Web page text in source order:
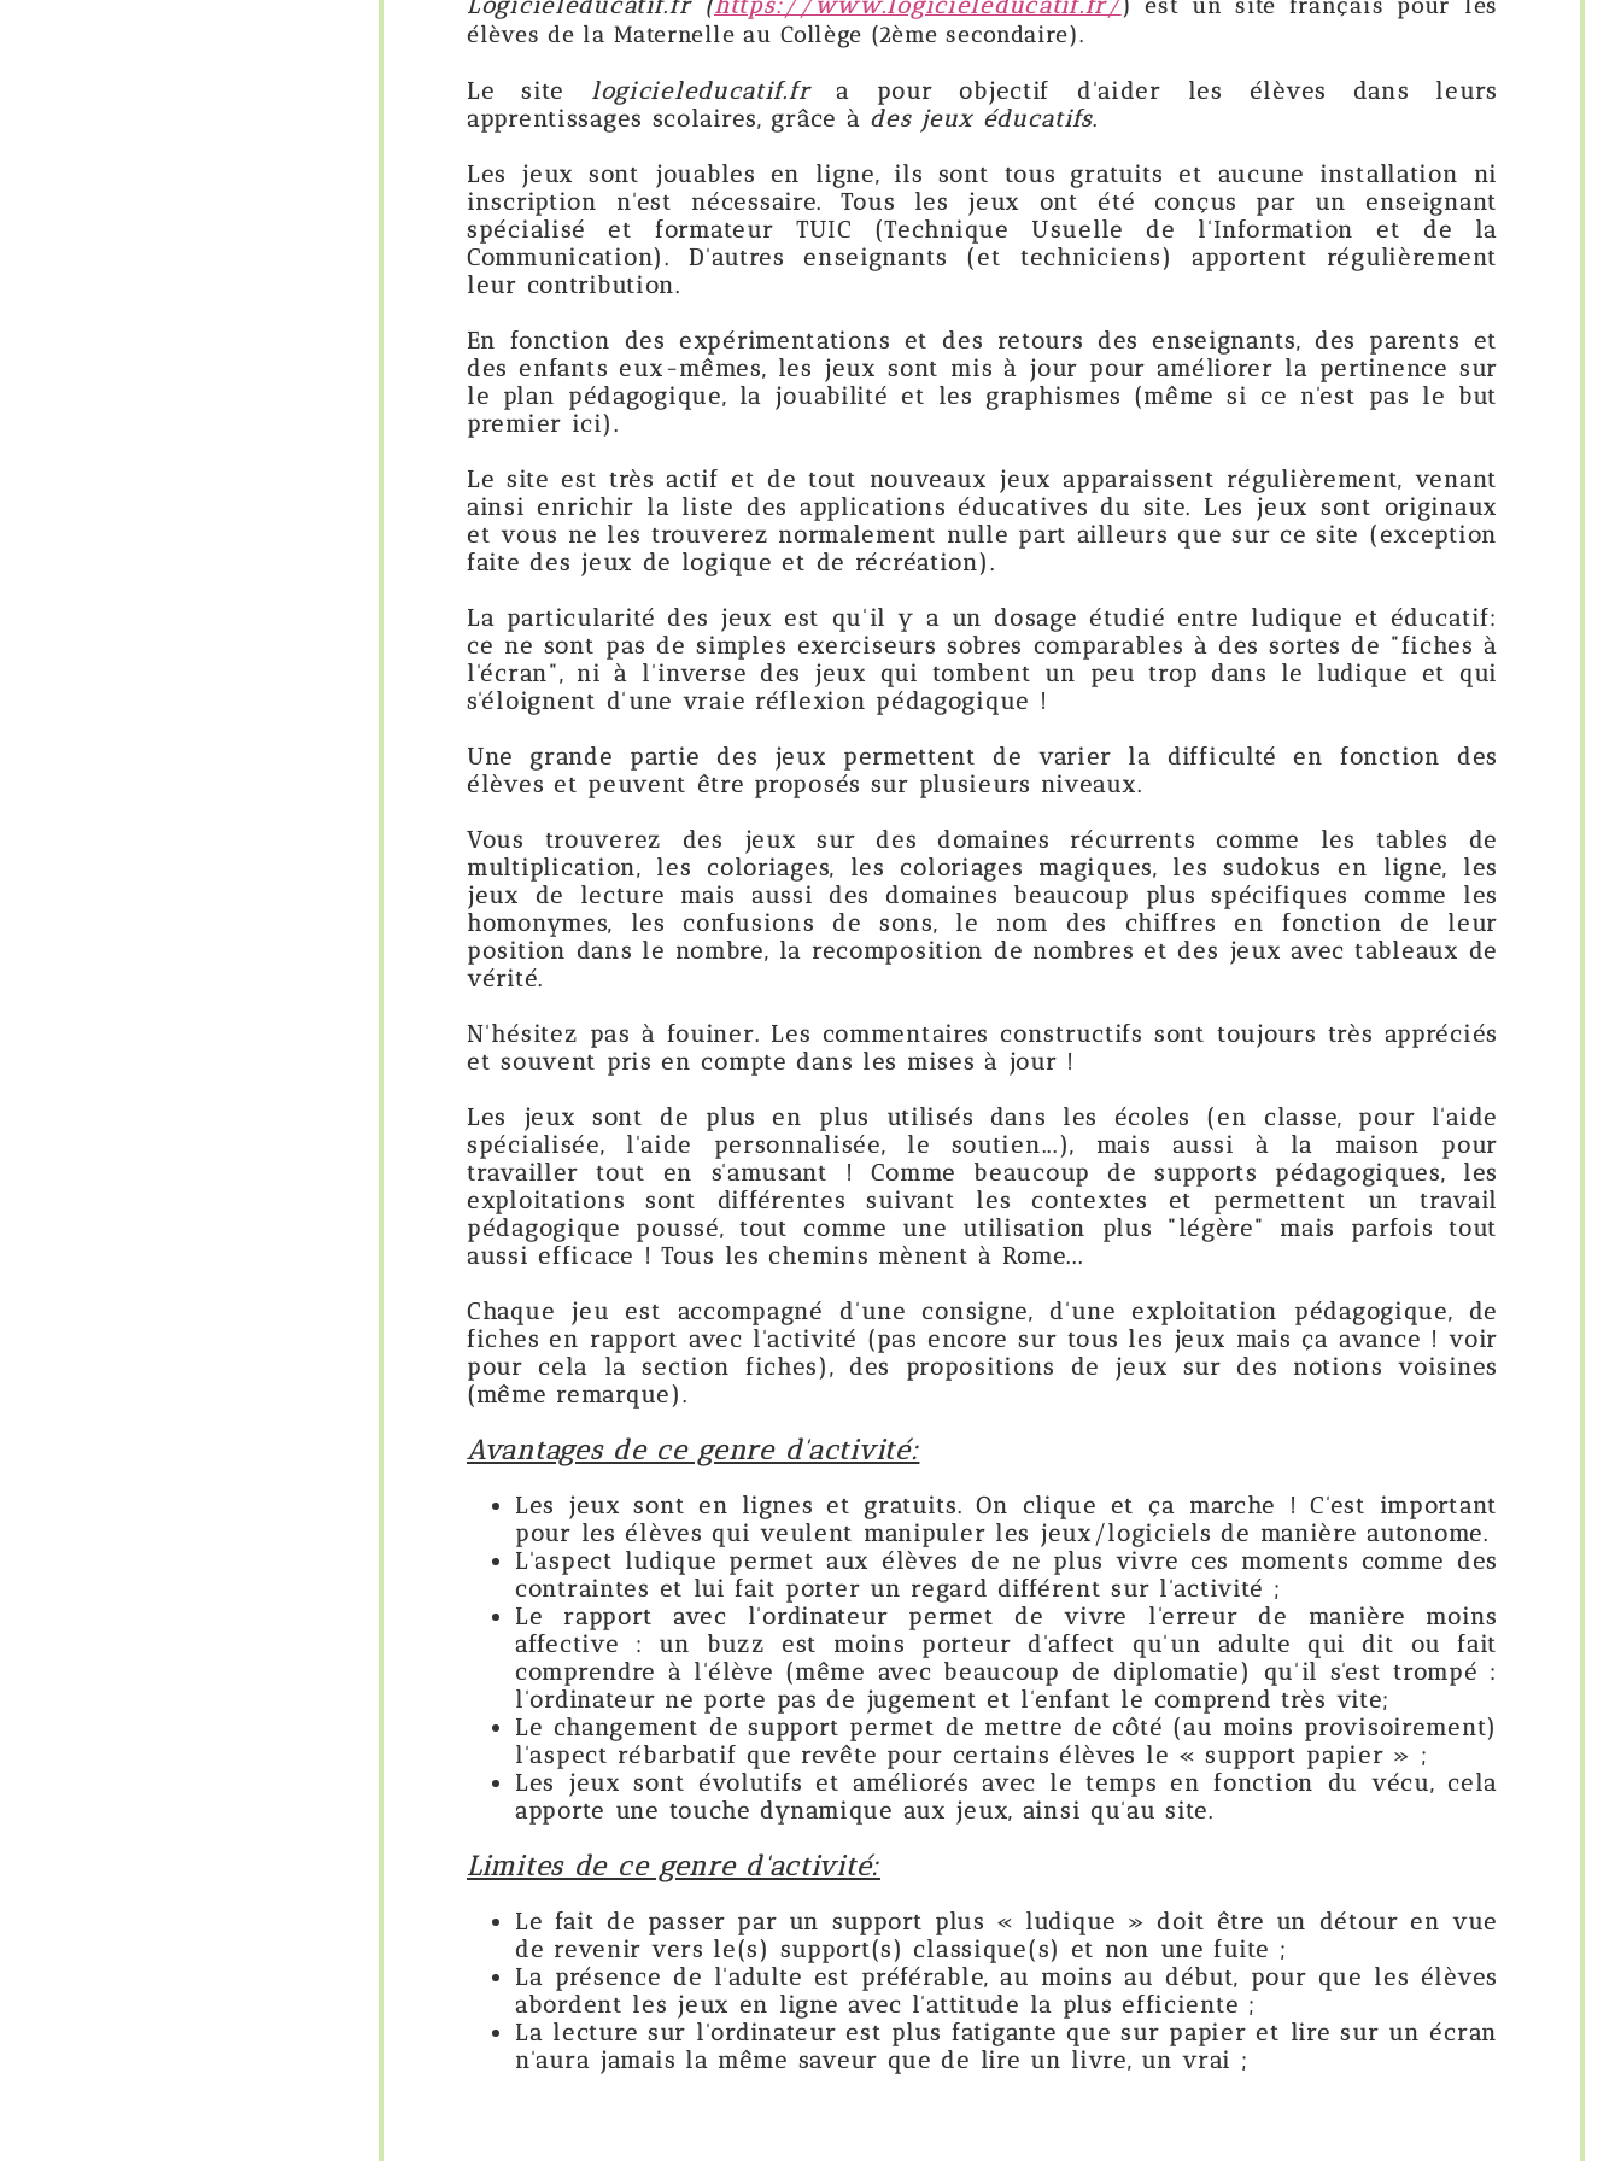
) est un site français pour les
élèves de la Maternelle au Collège (2ème secondaire).
logicieleducatif.fra pour objectif d'aider les élèves dans leurs
apprentissages scolaires, grâce àdes jeux éducatifs.
Les jeux sont jouables en ligne, ils sont tous gratuits et aucune installation ni
inscription n'est nécessaire. Tous les jeux ont été conçus par un enseignant
spécialisé et formateur TUIC (Technique Usuelle de l'Information et de la
Communication). D'autres enseignants (et techniciens) apportent régulièrement
leur contribution.
En fonction des expérimentations et des retours des enseignants, des parents et
des enfants eux-mêmes, les jeux sont mis à jour pour améliorer la pertinence sur
le plan pédagogique, la jouabilité et les graphismes (même si ce n'est pas le but
Le site est très actif et de tout nouveaux jeux apparaissent régulièrement, venant
ainsi enrichir la liste des applications éducatives du site. Les jeux sont originaux
et vous ne les trouverez normalement nulle part ailleurs que sur ce site (exception
faite des jeux de logique et de récréation).
La particularité des jeux est qu'il y a un dosage étudié entre ludique et éducatif:
ce ne sont pas de simples exerciseurs sobres comparables à des sortes de "fiches à
l'écran", ni à l'inverse des jeux qui tombent un peu trop dans le ludique et qui
s'éloignent d'une vraie réflexion pédagogique !
Une grande partie des jeux permettent de varier la difficulté en fonction des
élèves et peuvent être proposés sur plusieurs niveaux.
Vous trouverez des jeux sur des domaines récurrents comme les tables de
multiplication, les coloriages, les coloriages magiques, les sudokus en ligne, les
jeux de lecture mais aussi des domaines beaucoup plus spécifiques comme les
homonymes, les confusions de sons, le nom des chiffres en fonction de leur
position dans le nombre, la recomposition de nombres et des jeux avec tableaux de
N'hésitez pas à fouiner. Les commentaires constructifs sont toujours très appréciés
et souvent pris en compte dans les mises à jour !
Les jeux sont de plus en plus utilisés dans les écoles (en classe, pour l'aide
spécialisée, l'aide personnalisée, le soutien...), mais aussi à la maison pour
travailler tout en s'amusant ! Comme beaucoup de supports pédagogiques, les
exploitations sont différentes suivant les contextes et permettent un travail
pédagogique poussé, tout comme une utilisation plus "légère" mais parfois tout
aussi efficace ! Tous les chemins mènent à Rome...
Chaque jeu est accompagné d'une consigne, d'une exploitation pédagogique, de
fiches en rapport avec l'activité (pas encore sur tous les jeux mais ça avance ! voir
pour cela la section fiches), des propositions de jeux sur des notions voisines
(même remarque).
Avantages de ce genre d'activité:
Les jeux sont en lignes et gratuits. On clique et ça marche ! C'est important
pour les élèves qui veulent manipuler les jeux/logiciels de manière autonome.
L'aspect ludique permet aux élèves de ne plus vivre ces moments comme des
contraintes et lui fait porter un regard différent sur l'activité ;
Le rapport avec l'ordinateur permet de vivre l'erreur de manière moins
affective : un buzz est moins porteur d'affect qu'un adulte qui dit ou fait
comprendre à l'élève (même avec beaucoup de diplomatie) qu'il s'est trompé :
l'ordinateur ne porte pas de jugement et l'enfant le comprend très vite;
Le changement de support permet de mettre de côté (au moins provisoirement)
l'aspect rébarbatif que revête pour certains élèves le « support papier » ;
Les jeux sont évolutifs et améliorés avec le temps en fonction du vécu, cela
apporte une touche dynamique aux jeux, ainsi qu'au site.
Limites de ce genre d'activité:
Le fait de passer par un support plus « ludique » doit être un détour en vue
de revenir vers le(s) support(s) classique(s) et non une fuite ;
La présence de l'adulte est préférable, au moins au début, pour que les élèves
abordent les jeux en ligne avec l'attitude la plus efficiente ;
La lecture sur l'ordinateur est plus fatigante que sur papier et lire sur un écran
n'aura jamais la même saveur que de lire un livre, un vrai;